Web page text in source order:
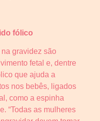
fólico
gravidez são
fetal e, dentre
que ajuda a
nos bebês, ligados
como a espinha
“Todas as mulheres